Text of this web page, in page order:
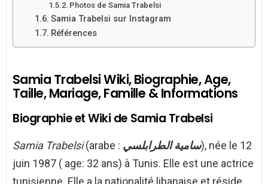
Photos de Samia Trabelsi
Samia Trabelsi sur Instagram
Références
Samia Trabelsi Wiki, Biographie, Age,
Taille, Mariage, Famille & Informations
Biographie et Wiki de Samia Trabelsi
Samia Trabelsi(arabe : سامية الطرابلسي), née le 12
juin 1987 ( age: 32 ans) à Tunis. Elle est une actrice
tunisienne. Elle a la nationalité libanaise et réside